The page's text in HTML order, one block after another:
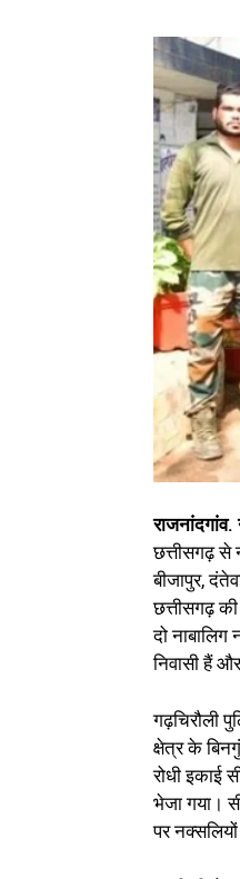
छत्तीसगढ़ से
बीजापुर,
छत्तीसगढ़
दो
निवासी हैं
गढ़चिरौली
क्षेत्र के
रोधी इकाई
भेजा गया।
पर